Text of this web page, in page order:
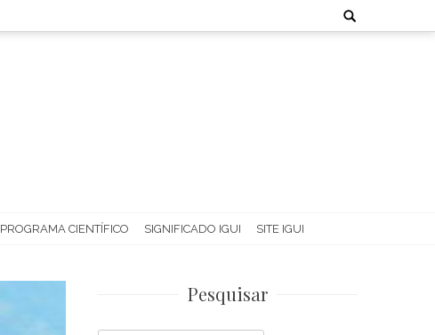
Search
for:
PROGRAMA CIENTÍFICO SIGNIFICADO IGUI SITE IGUI
Pesquisar